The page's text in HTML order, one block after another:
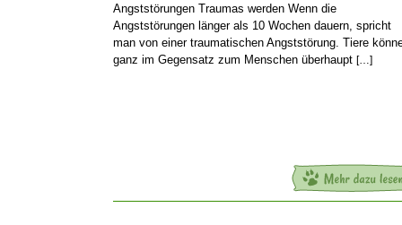
Angststörungen Traumas werden Wenn die
Angststörungen länger als 10 Wochen dauern, spricht
man von einer traumatischen Angststörung. Tiere
ganz im Gegensatz zum Menschen überhaupt […]